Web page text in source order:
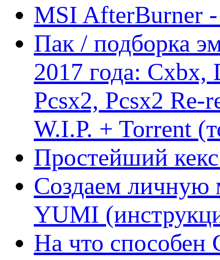
MSI AfterBurner
Пак / подборка
2017 года:
Pcsx2, Pcsx2
W.I.P. + Torrent
Простейший кекс
Создаем личную
YUMI
На что способен